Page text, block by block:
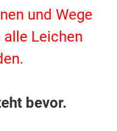
und Wege
Leichen
bevor.